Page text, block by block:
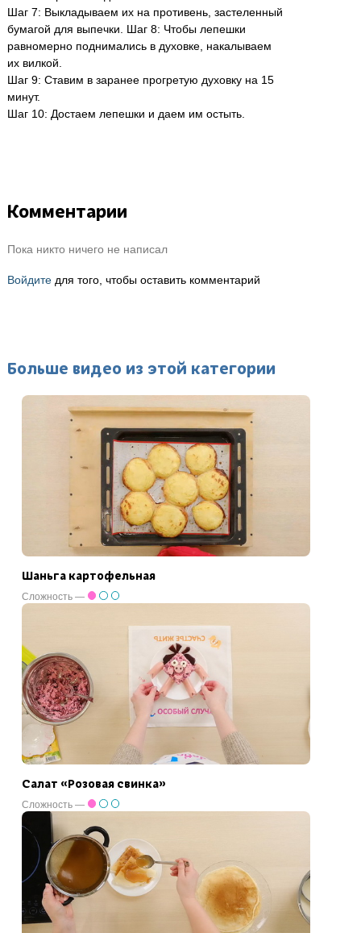
Шаг 7: Выкладываем их на противень, застеленный
бумагой для выпечки. Шаг 8: Чтобы лепешки
равномерно поднимались в духовке, накалываем
их вилкой.
Шаг 9: Ставим в заранее прогретую духовку на 15
минут.
Шаг 10: Достаем лепешки и даем им остыть.
Комментарии
Пока никто ничего не написал
Войдитедля того, чтобы оставить комментарий
Больше видео из этой категории
Шаньга картофельная
Сложность —
Салат «Розовая свинка»
Сложность —